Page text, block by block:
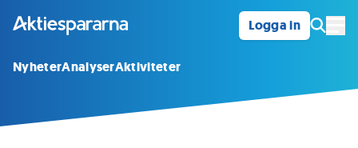
Logga in
NyheterAnalyserAktiviteter